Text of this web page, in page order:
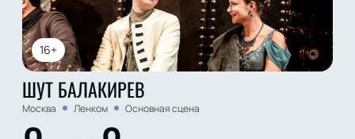
16+
ШУТ БАЛАКИРЕВ
Москва Ленком Основная сцена